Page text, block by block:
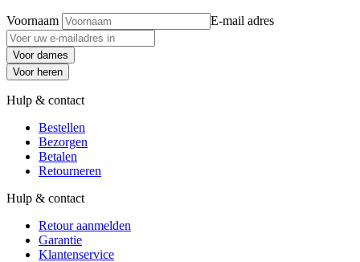
Voornaam E-mail adres
Voor dames
Voor heren
Hulp & contact
Bestellen
Bezorgen
Betalen
Retourneren
Hulp & contact
Retour aanmelden
Garantie
Klantenservice